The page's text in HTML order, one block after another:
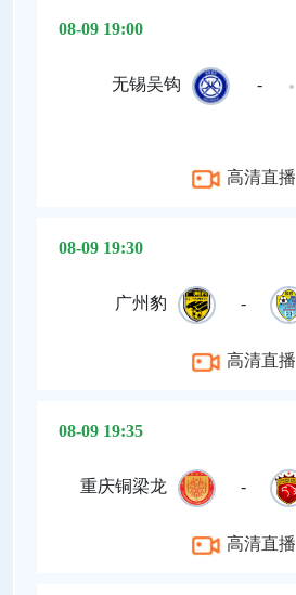
08-09 19:00
无锡吴钩 -
高清直播
08-09 19:30
广州豹 -
高清直播
08-09 19:35
重庆铜梁龙 -
高清直播